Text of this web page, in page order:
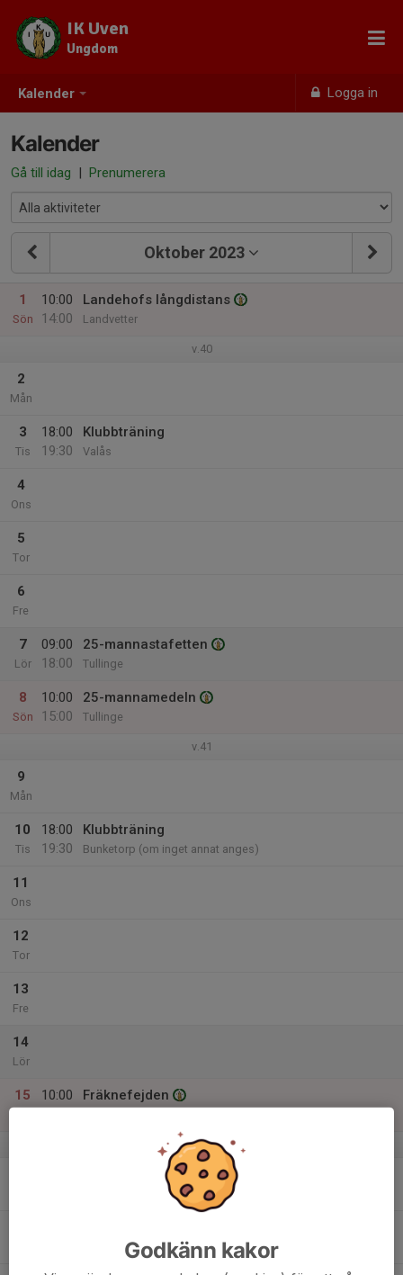
Kalender Logga in
IK Uven
Ungdom
Kalender
Gå till idag | Prenumerera
Oktober 2023
1
Sön
10:00
14:00
Landehofs långdistans
Landvetter
v.40
2
Mån
3
Tis
18:00
19:30
Klubbträning
Valås
4
Ons
5
Tor
6
Fre
7
Lör
09:00
18:00
25-mannastafetten
Tullinge
8
Sön
10:00
15:00
25-mannamedeln
Tullinge
v.41
9
Mån
10
Tis
18:00
19:30
Klubbträning
Bunketorp (om inget annat anges)
11
Ons
12
Tor
13
Fre
14
Lör
15
10:00
Fräknefejden
v.42
Godkänn kakor